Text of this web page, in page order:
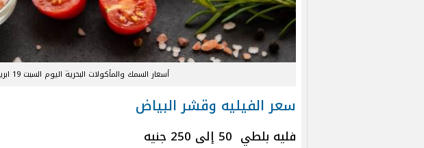
أسعار السمك والمأكولات البحرية اليوم السبت 19 ابريل
سعر الفيليه وقشر البياض
فليه بلطي 50 إلى 250 جنيه